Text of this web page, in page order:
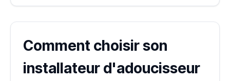
Comment choisir son
installateur d'adoucisseur